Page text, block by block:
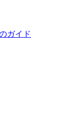
ガイド